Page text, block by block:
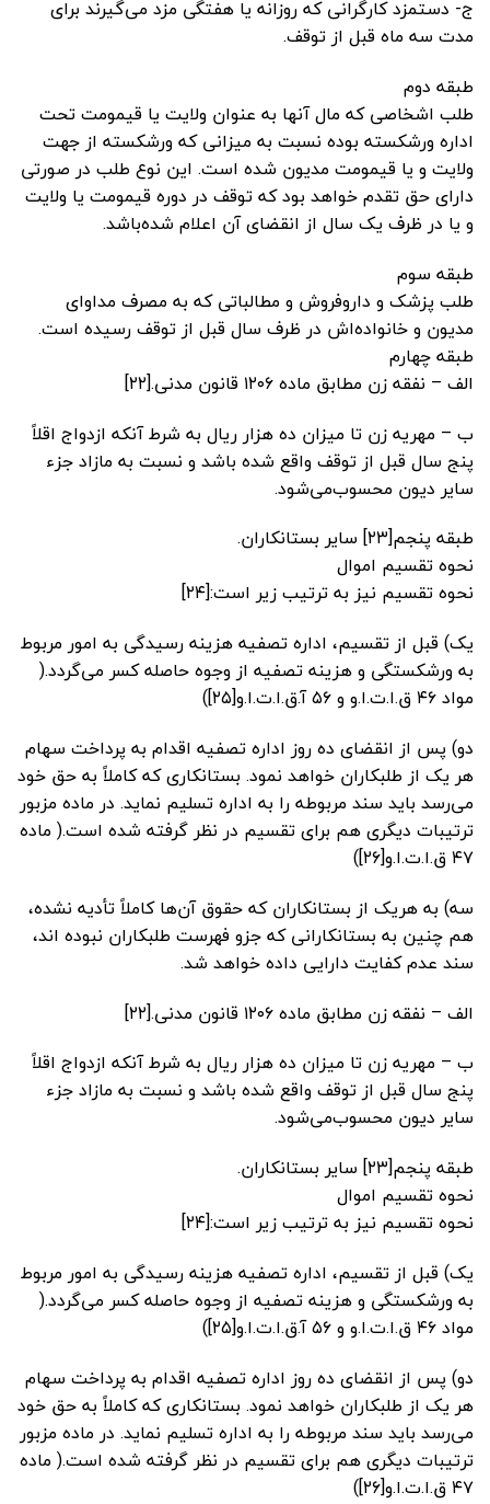
ج- دستمزد کارگرانی که روزانه یا هفتگی مزد می‌گیرند برای
مدت سه ماه قبل از توقف.
طبقه دوم
طلب اشخاصی که مال آنها به عنوان ولایت یا قیمومت تحت
اداره ورشکسته بوده نسبت به میزانی که ورشکسته از جهت
ولایت و یا قیمومت مدیون شده است. این نوع طلب در صورتی
دارای حق تقدم خواهد بود که توقف در دوره قیمومت یا ولایت
و یا در ظرف یک سال از انقضای آن اعلام شده‌باشد.‌
طبقه سوم
‌طلب پزشک و داروفروش و مطالباتی که به مصرف مداوای
مدیون و خانواده‌اش در ظرف سال قبل از توقف رسیده است.
‌طبقه چهارم
‌الف – نفقه زن مطابق ماده ۱۲۰۶ قانون مدنی.[۲۲]
ب – مهریه زن تا میزان ده هزار ریال به شرط آنکه ازدواج اقلاً
پنج سال قبل از توقف واقع شده باشد و نسبت به مازاد جزء
سایر دیون محسوب‌می‌شود.
طبقه پنجم[۲۳] ‌سایر بستانکاران.
نحوه تقسیم اموال
نحوه تقسیم نیز به ترتیب زیر است:[۲۴]
یک) قبل از تقسیم، اداره تصفیه هزینه رسیدگی به امور مربوط
به ورشکستگی و هزینه تصفیه از وجوه حاصله کسر می‌گردد.(
مواد ۴۶ ق.ا.ت.ا.و و ۵۶ آ.ق.ا.ت.ا.و[۲۵])
دو) پس از انقضای ده روز اداره تصفیه اقدام به پرداخت سهام
هر یک از طلبکاران خواهد نمود. بستانکاری که کاملاً به حق خود
می‌رسد باید سند مربوطه را به اداره تسلیم نماید. در ماده مزبور
ترتیبات دیگری هم برای تقسیم در نظر گرفته شده است.( ماده
۴۷ ق.ا.ت.ا.و[۲۶])
سه) به هریک از بستانکاران که حقوق آن‌ها کاملاً تأدیه نشده،
هم چنین به بستانکارانی که جزو فهرست طلبکاران نبوده اند،
سند عدم کفایت دارایی داده خواهد شد.
‌الف – نفقه زن مطابق ماده ۱۲۰۶ قانون مدنی.[۲۲]
ب – مهریه زن تا میزان ده هزار ریال به شرط آنکه ازدواج اقلاً
پنج سال قبل از توقف واقع شده باشد و نسبت به مازاد جزء
سایر دیون محسوب‌می‌شود.
طبقه پنجم[۲۳] ‌سایر بستانکاران.
نحوه تقسیم اموال
نحوه تقسیم نیز به ترتیب زیر است:[۲۴]
یک) قبل از تقسیم، اداره تصفیه هزینه رسیدگی به امور مربوط
به ورشکستگی و هزینه تصفیه از وجوه حاصله کسر می‌گردد.(
مواد ۴۶ ق.ا.ت.ا.و و ۵۶ آ.ق.ا.ت.ا.و[۲۵])
دو) پس از انقضای ده روز اداره تصفیه اقدام به پرداخت سهام
هر یک از طلبکاران خواهد نمود. بستانکاری که کاملاً به حق خود
می‌رسد باید سند مربوطه را به اداره تسلیم نماید. در ماده مزبور
ترتیبات دیگری هم برای تقسیم در نظر گرفته شده است.( ماده
۴۷ ق.ا.ت.ا.و[۲۶])